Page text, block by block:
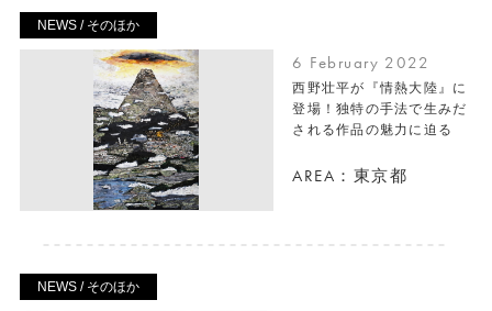
NEWS / そのほか
6 February 2022
西野壮平が『情熱大陸』に
登場！独特の手法で生みだ
される作品の魅力に迫る
AREA：東京都
NEWS / そのほか